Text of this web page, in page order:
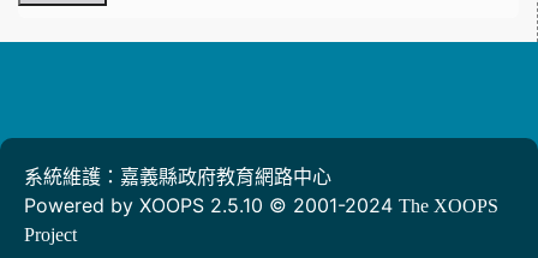
系統維護：嘉義縣政府教育網路中心
Powered by XOOPS 2.5.10 © 2001-2024 The XOOPS
Project